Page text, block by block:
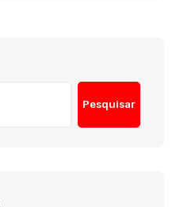
Pesquisar